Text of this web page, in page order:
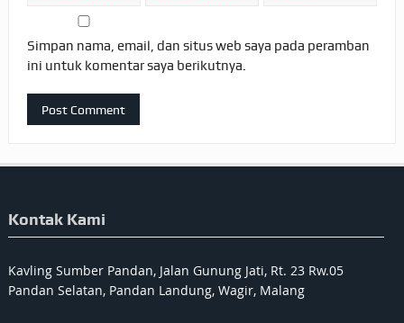
Simpan nama, email, dan situs web saya pada peramban
ini untuk komentar saya berikutnya.
Kontak Kami
Kavling Sumber Pandan, Jalan Gunung Jati, Rt. 23 Rw.05
Pandan Selatan, Pandan Landung, Wagir, Malang